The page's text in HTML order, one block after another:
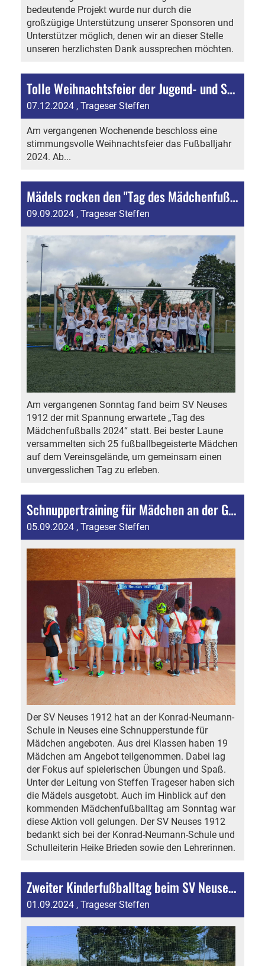
bedeutende Projekt wurde nur durch die
großzügige Unterstützung unserer Sponsoren und
Unterstützer möglich, denen wir an dieser Stelle
unseren herzlichsten Dank aussprechen möchten.
Tolle Weihnachtsfeier der Jugend- und Seniorenabteilung
07.12.2024 , Trageser Steffen
Am vergangenen Wochenende beschloss eine
stimmungsvolle Weihnachtsfeier das Fußballjahr
2024. Ab...
Mädels rocken den "Tag des Mädchenfußballs"
09.09.2024 , Trageser Steffen
Am vergangenen Sonntag fand beim SV Neuses
1912 der mit Spannung erwartete „Tag des
Mädchenfußballs 2024“ statt. Bei bester Laune
versammelten sich 25 fußballbegeisterte Mädchen
auf dem Vereinsgelände, um gemeinsam einen
unvergesslichen Tag zu erleben.
Schnuppertraining für Mädchen an der Grundschule Neuses
05.09.2024 , Trageser Steffen
Der SV Neuses 1912 hat an der Konrad-Neumann-
Schule in Neuses eine Schnupperstunde für
Mädchen angeboten. Aus drei Klassen haben 19
Mädchen am Angebot teilgenommen. Dabei lag
der Fokus auf spielerischen Übungen und Spaß.
Unter der Leitung von Steffen Trageser haben sich
die Mädels ausgetobt. Auch im Hinblick auf den
kommenden Mädchenfußballtag am Sonntag war
diese Aktion voll gelungen. Der SV Neuses 1912
bedankt sich bei der Konrad-Neumann-Schule und
Schulleiterin Heike Brieden sowie den Lehrerinnen.
Zweiter Kinderfußballtag beim SV Neuses ein voller Erfolg
01.09.2024 , Trageser Steffen